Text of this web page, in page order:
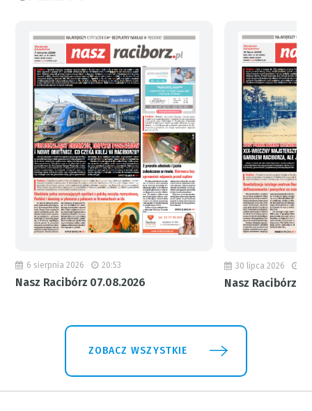
6 sierpnia 2026 20:53
Nasz Racibórz 07.08.2026
30 lipca 2026
Nasz Racibórz
ZOBACZ WSZYSTKIE